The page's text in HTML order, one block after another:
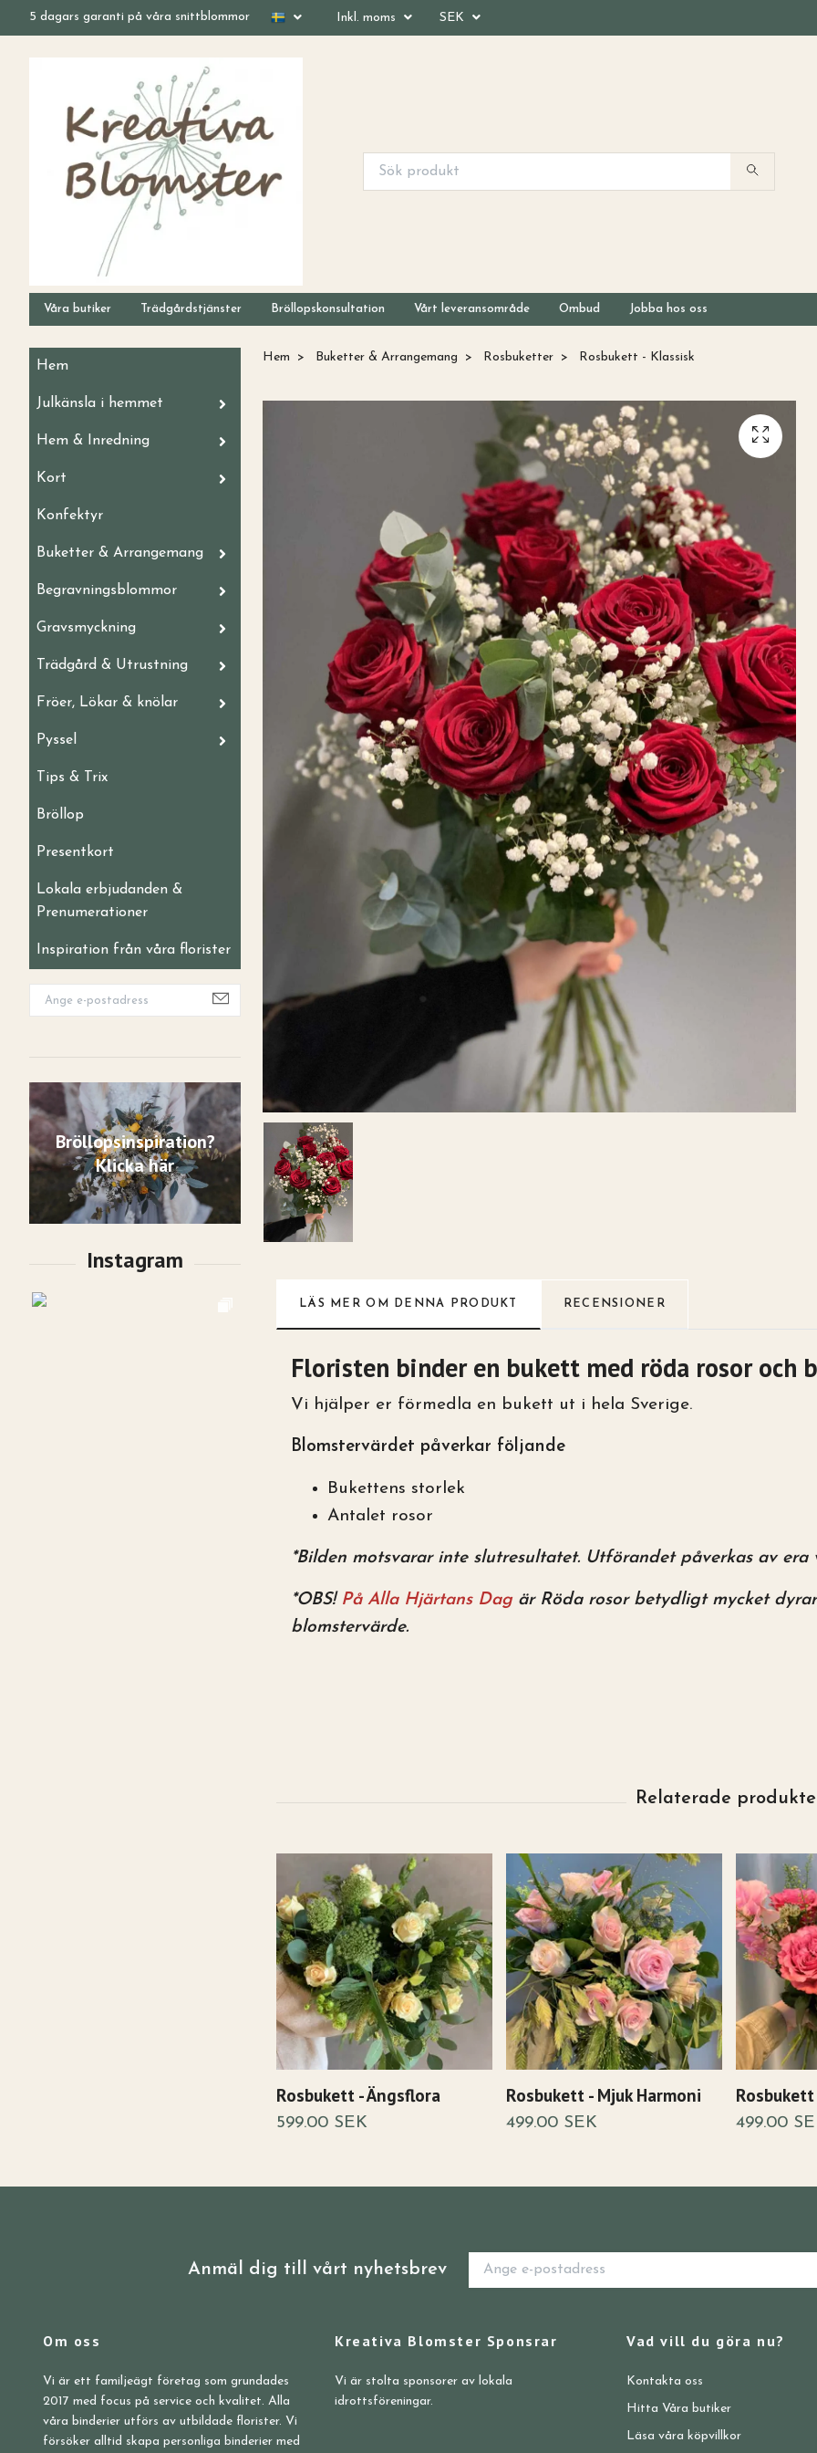
5 dagars garanti på våra snittblommor Inkl. moms SEK
Våra butiker Trädgårdstjänster Bröllopskonsultation Vårt leveransområde Ombud Jobba hos oss
Hem
Julkänsla i hemmet
Hem & Inredning
Kort
Konfektyr
Buketter & Arrangemang
Begravningsblommor
Gravsmyckning
Trädgård & Utrustning
Fröer, Lökar & knölar
Pyssel
Tips & Trix
Bröllop
Presentkort
Lokala erbjudanden &
Prenumerationer
Inspiration från våra florister
Bröllopsinspiration?
Klicka här
Hem Buketter & Arrangemang Rosbuketter Rosbukett - Klassisk
LÄS MER OM DENNA PRODUKT RECENSIONER
Floristen binder en bukett med röda rosor och
Vi hjälper er förmedla en bukett ut i hela Sverige.
Blomstervärdet påverkar följande
Bukettens storlek
Antalet rosor
*Bilden motsvarar inte slutresultatet. Utförandet påverkas av era
*OBS! På Alla Hjärtans Dag är Röda rosor betydligt mycket
blomstervärde.
Rosbukett - Ängsflora
599.00 SEK
Rosbukett - Mjuk Harmoni
499.00 SEK 499.00
Anmäl dig till vårt nyhetsbrev
Om oss
Vi är ett familjeägt företag som grundades
2017 med focus på service och kvalitet. Alla
våra binderier utförs av utbildade florister. Vi
försöker alltid skapa personliga binderier med
Kreativa Blomster Sponsrar
Vi är stolta sponsorer av lokala
idrottsföreningar.
Vad vill du göra nu?
Kontakta oss
Hitta Våra butiker
Läsa våra köpvillkor